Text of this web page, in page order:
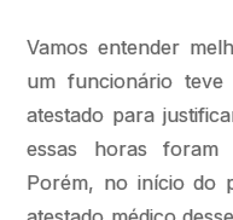
Vamos entender
um funcionário
atestado para
essas horas foram
Porém, no início do